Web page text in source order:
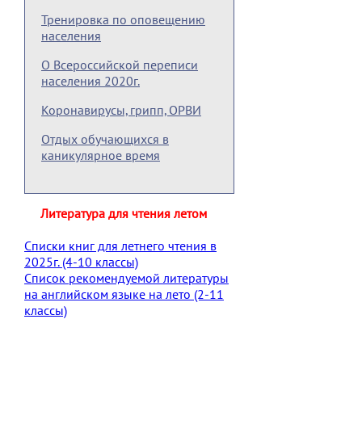
Тренировка по оповещению
населения
О Всероссийской переписи
населения 2020г.
Коронавирусы, грипп, ОРВИ
Отдых обучающихся в
каникулярное время
Литература для чтения летом
Списки книг для летнего чтения в
2025г. (4-10 классы)
Список рекомендуемой литературы
на английском языке на лето (2-11
классы)